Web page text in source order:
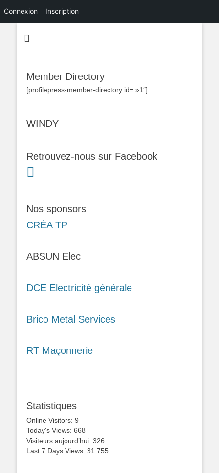
Connexion Inscription
Member Directory
[profilepress-member-directory id= »1″]
WINDY
Retrouvez-nous sur Facebook
Nos sponsors
CRÉA TP
ABSUN Elec
DCE Electricité générale
Brico Metal Services
RT Maçonnerie
Statistiques
Online Visitors: 9
Today's Views: 668
Visiteurs aujourd’hui: 326
Last 7 Days Views: 31 755